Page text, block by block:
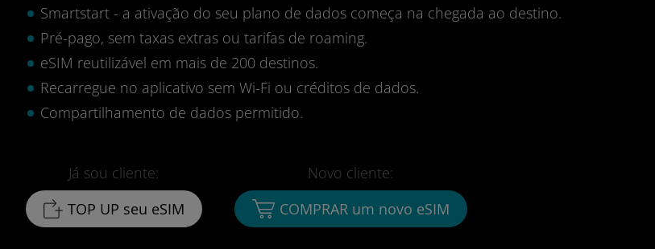
Smartstart - a ativação do seu plano de dados começa na chegada ao destino.
Pré-pago, sem taxas extras ou tarifas de roaming.
eSIM reutilizável em mais de 200 destinos.
Recarregue no aplicativo sem Wi-Fi ou créditos de dados.
Compartilhamento de dados permitido.
Já sou cliente:
TOP UP seu eSIM
Novo cliente:
COMPRAR um novo eSIM